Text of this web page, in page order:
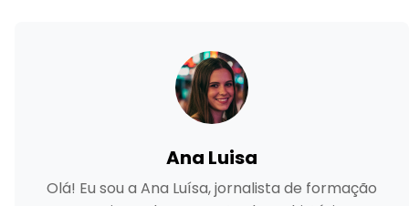
Ana Luisa
Olá! Eu sou a Ana Luísa, jornalista de formação